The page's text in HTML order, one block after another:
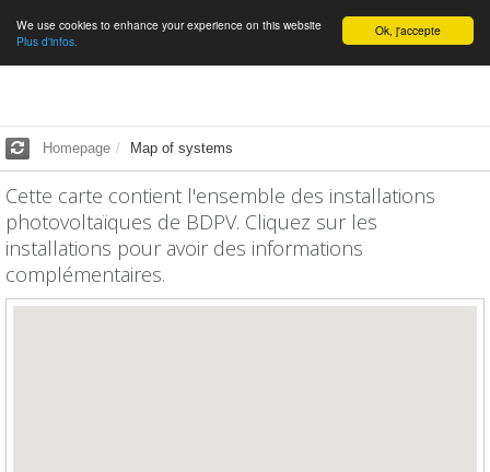
English Ok, j'accepte
We use cookies to enhance your experience on this website
Plus d'infos.
Homepage Map of systems
Cette carte contient l'ensemble des installations
photovoltaïques de BDPV. Cliquez sur les
installations pour avoir des informations
complémentaires.